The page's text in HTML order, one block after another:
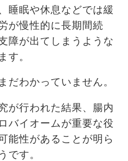
睡眠や休息などでは緩
が慢性的に長期間続
障が出てしまうような
す。
だわかっていません。
が行われた結果、腸内
バイオームが重要な役
能性があることが明ら
です。